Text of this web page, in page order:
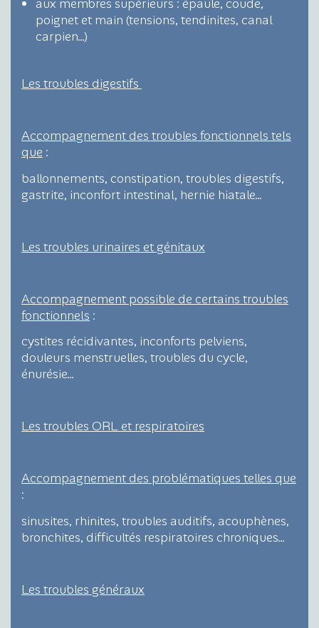
poignet et main (tensions, tendinites, canal
carpien…)
Les troubles digestifs
Accompagnement des troubles fonctionnels tels
que :
ballonnements, constipation, troubles digestifs,
gastrite, inconfort intestinal, hernie hiatale…
Les troubles urinaires et génitaux
Accompagnement possible de certains troubles
fonctionnels :
cystites récidivantes, inconforts pelviens,
douleurs menstruelles, troubles du cycle,
énurésie…
Les troubles ORL et respiratoires
Accompagnement des problématiques telles que
:
sinusites, rhinites, troubles auditifs, acouphènes,
bronchites, difficultés respiratoires chroniques…
Les troubles généraux